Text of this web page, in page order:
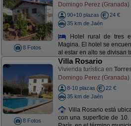
8 Fotos
Domingo Perez (Granada)
90+10 plazas
24 €
35 km de Jaén
Hotel rural de tres
Magina. El hotel se
al estar en alto se divisan
8 Fotos
Villa Rosario
Vivienda turística en
Domingo Perez (Granada)
8-10 plazas
22 €
35 km de Jaén
Villa Rosario está
con una superficie de